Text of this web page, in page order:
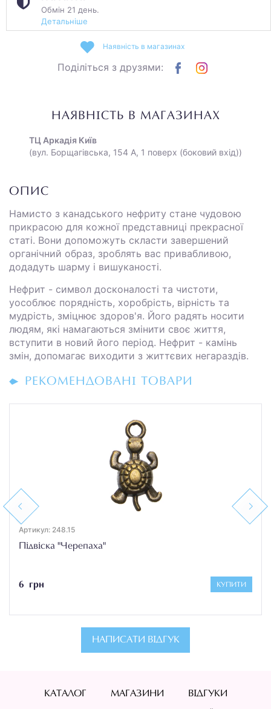
Обмін 21 день.
Детальніше
Наявність в магазинах
Поділіться з друзями:
НАЯВНІСТЬ В МАГАЗИНАХ
ТЦ Аркадія Київ
(вул. Борщагівська, 154 А, 1 поверх (боковий вхід))
ОПИС
Намисто з канадського нефриту стане чудовою
прикрасою для кожної представниці прекрасної
статі. Вони допоможуть скласти завершений
органічний образ, зроблять вас привабливою,
додадуть шарму і вишуканості.
Нефрит - символ досконалості та чистоти,
уособлює порядність, хоробрість, вірність та
мудрість, зміцнює здоров'я. Його радять носити
людям, які намагаються змінити своє життя,
вступити в новий його період. Нефрит - камінь
змін, допомагає виходити з життєвих негараздів.
РЕКОМЕНДОВАНІ ТОВАРИ
Previous
Артикул: 248.15
Підвіска "Черепаха"
6 грн КУПИТИ
Next
НАПИСАТИ ВІДГУК
КАТАЛОГ МАГАЗИНИ ВІДГУКИ